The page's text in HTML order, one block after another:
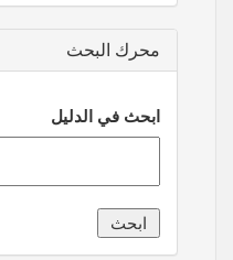
محرك البحث
ابحث في الدليل